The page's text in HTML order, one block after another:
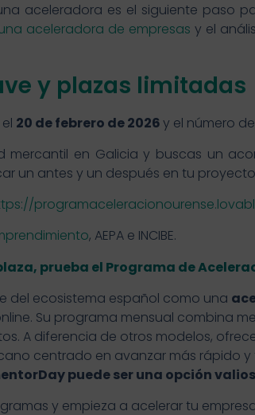
aceleradora es el siguiente paso
aceleradora de empresas y el
y plazas limitadas
20 de febrero de 2026y el número
mercantil en Galicia y buscas un
un antes y un después en tu
, AEPA e INCIBE.
prueba el Programa de
del ecosistema español como una
Su programa mensual combina
A diferencia de otros modelos,
centrado en avanzar más rápido
puede ser una opción
y empieza a acelerar tu